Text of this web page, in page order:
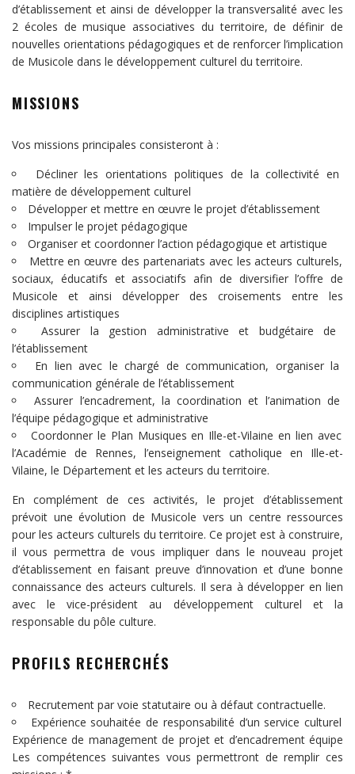
d’établissement et ainsi de développer la transversalité avec les
2 écoles de musique associatives du territoire, de définir de
nouvelles orientations pédagogiques et de renforcer l’implication
de Musicole dans le développement culturel du territoire.
MISSIONS
Vos missions principales consisteront à :
Décliner les orientations politiques de la collectivité en
matière de développement culturel
Développer et mettre en œuvre le projet d’établissement
Impulser le projet pédagogique
Organiser et coordonner l’action pédagogique et artistique
Mettre en œuvre des partenariats avec les acteurs culturels,
sociaux, éducatifs et associatifs afin de diversifier l’offre de
Musicole et ainsi développer des croisements entre les
disciplines artistiques
Assurer la gestion administrative et budgétaire de
l’établissement
En lien avec le chargé de communication, organiser la
communication générale de l’établissement
Assurer l’encadrement, la coordination et l’animation de
l’équipe pédagogique et administrative
Coordonner le Plan Musiques en Ille-et-Vilaine en lien avec
l’Académie de Rennes, l’enseignement catholique en Ille-et-
Vilaine, le Département et les acteurs du territoire.
En complément de ces activités, le projet d’établissement
prévoit une évolution de Musicole vers un centre ressources
pour les acteurs culturels du territoire. Ce projet est à construire,
il vous permettra de vous impliquer dans le nouveau projet
d’établissement en faisant preuve d’innovation et d’une bonne
connaissance des acteurs culturels. Il sera à développer en lien
avec le vice-président au développement culturel et la
responsable du pôle culture.
PROFILS RECHERCHÉS
Recrutement par voie statutaire ou à défaut contractuelle.
Expérience souhaitée de responsabilité d’un service culturel
Expérience de management de projet et d’encadrement équipe
Les compétences suivantes vous permettront de remplir ces